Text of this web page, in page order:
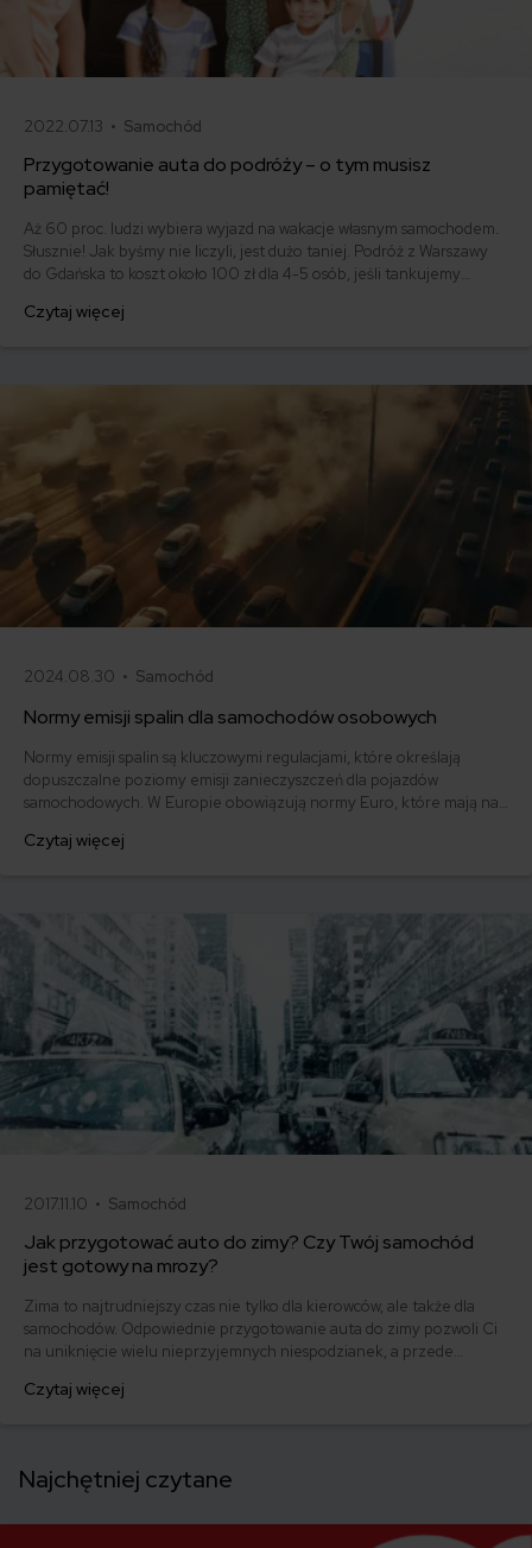
2022.07.13 • Samochód
Przygotowanie auta do podróży – o tym musisz
pamiętać!
Aż 60 proc. ludzi wybiera wyjazd na wakacje własnym samochodem.
Słusznie! Jak byśmy nie liczyli, jest dużo taniej. Podróż z Warszawy
do Gdańska to koszt około 100 zł dla 4-5 osób, jeśli tankujemy
zniżek. Ale koszty są niskie, pod warunkiem że jedziemy sprawnym
Czytaj więcej
2024.08.30 • Samochód
Normy emisji spalin dla samochodów osobowych
Normy emisji spalin są kluczowymi regulacjami, które określają
dopuszczalne poziomy emisji zanieczyszczeń dla pojazdów
samochodowych. W Europie obowiązują normy Euro, które mają na
środowisko i zdrowie publiczne.
Czytaj więcej
2017.11.10 • Samochód
Jak przygotować auto do zimy? Czy Twój samochód
jest gotowy na mrozy?
Zima to najtrudniejszy czas nie tylko dla kierowców, ale także dla
samochodów. Odpowiednie przygotowanie auta do zimy pozwoli Ci
na uniknięcie wielu nieprzyjemnych niespodzianek, a przede
Podpowiadamy, co i jak zrobić, aby nie dać się zaskoczyć
Czytaj więcej
Najchętniej czytane